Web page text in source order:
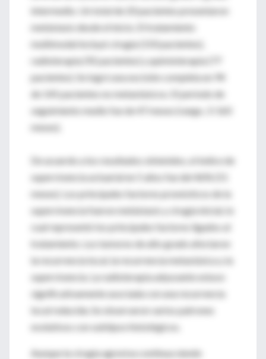
intermedio. Un total de 20 pacientes presentaron
metástasis desde el inicio. El tratamiento
multimodal incluyó cirugía (150 pacientes),
radioterapia (92 pacientes) y quimioterapia (77
pacientes). Se logró una excisión completa en 94
de 145 pacientes no metastásicos. El período de
seguimiento medio fue de 47 meses (rango, 3-160
meses).
De acuerdo a los resultados obtenidos, el índice de
supervivencia actuarial en 5 años fue del 46% (51
meses). Los principales factores pronósticos de la
supervivencia fueron metástasis y cirugía inicial, lo
cual representó los principales factores ligados al
tratamiento. Los tumores de alto grado afectaron
la recurrencia local, la recurrencia metastásica y la
supervivencia. La radioterapia adyuvante estuvo
significativamente asociada con una recurrencia
local reducida. Se observaron varios patrones
evolutivos con subtipos histológicos.
Aunque la cirugía agresiva continua siendo